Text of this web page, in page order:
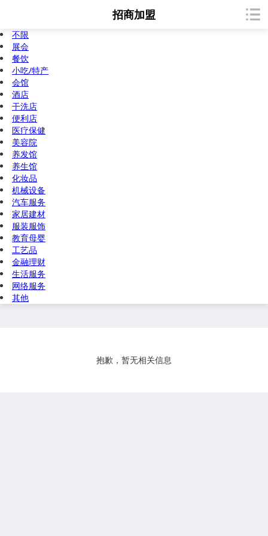
招商加盟
不限
展会
餐饮
小吃/特产
会馆
酒店
干洗店
便利店
医疗保健
美容院
养发馆
养生馆
化妆品
机械设备
汽车服务
家居建材
服装服饰
教育母婴
工艺品
金融理财
生活服务
网络服务
其他
抱歉，暂无相关信息